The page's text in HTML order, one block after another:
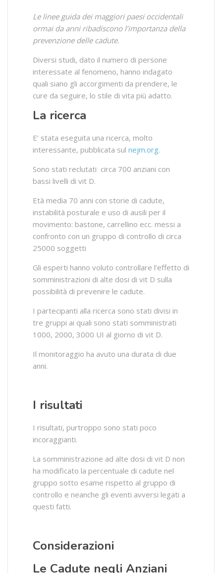
Le linee guida dei maggiori paesi occidentali
ormai da anni ribadiscono l’importanza della
prevenzione delle cadute.
Diversi studi, dato il numero di persone
interessate al fenomeno, hanno indagato
quali siano gli accorgimenti da prendere, le
cure da seguire, lo stile di vita più adatto.
La ricerca
E’ stata eseguita una ricerca, molto
interessante, pubblicata sul nejm.org.
Sono stati reclutati circa 700 anziani con
bassi livelli di vit D.
Età media 70 anni con storie di cadute,
instabilità posturale e uso di ausili per il
movimento: bastone, carrellino ecc. messi a
confronto con un gruppo di controllo di circa
25000 soggetti
Gli esperti hanno voluto controllare l’effetto di
somministrazioni di alte dosi di vit D sulla
possibilità di prevenire le cadute.
I partecipanti alla ricerca sono stati divisi in
tre gruppi ai quali sono stati somministrati
1000, 2000, 3000 UI al giorno di vit D.
Il monitoraggio ha avuto una durata di due
anni.
I risultati
I risultati, purtroppo sono stati poco
incoraggianti.
La somministrazione ad alte dosi di vit D non
ha modificato la percentuale di cadute nel
gruppo sotto esame rispetto al gruppo di
controllo e neanche gli eventi avversi legati a
questi fatti.
Considerazioni
Le Cadute negli Anziani